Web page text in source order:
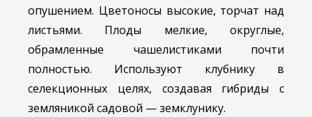
опушением. Цветоносы высокие, торчат над
листьями. Плоды мелкие, округлые,
обрамленные чашелистиками почти
полностью. Используют клубнику в
селекционных целях, создавая гибриды с
земляникой садовой — земклунику.